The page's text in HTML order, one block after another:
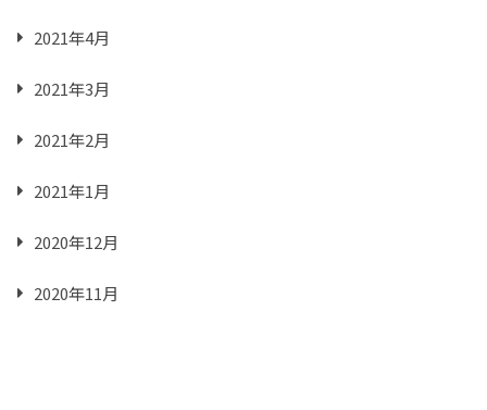
2021年4月
2021年3月
2021年2月
2021年1月
2020年12月
2020年11月